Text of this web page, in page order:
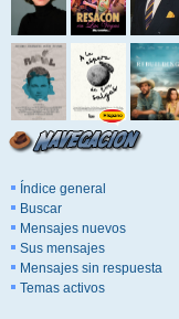
Índice general
Buscar
Mensajes nuevos
Sus mensajes
Mensajes sin respuesta
Temas activos